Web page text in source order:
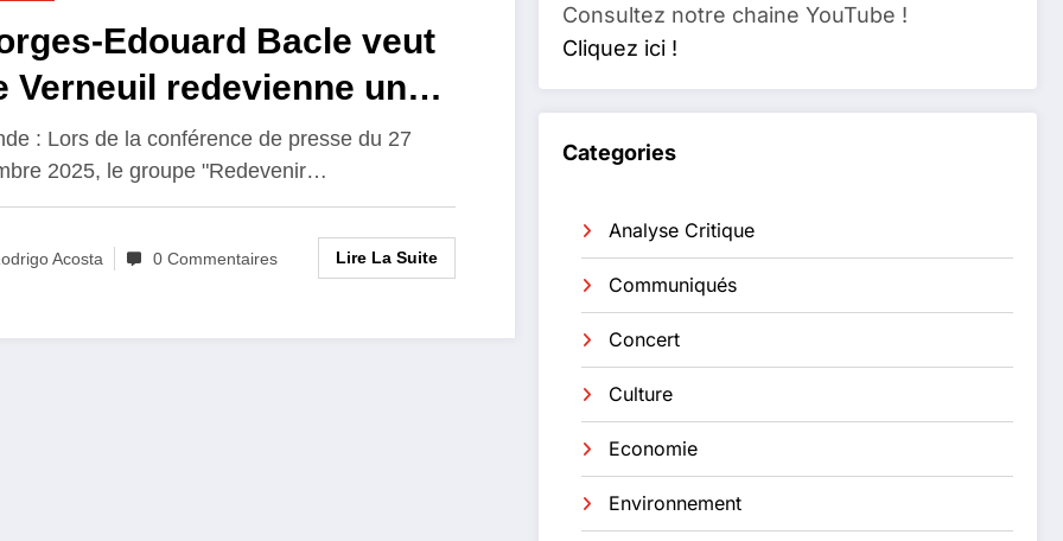
Edouard Bacle veut
Verneuil redevienne un
à taille humaine
: Lors de la conférence de presse du 27
2025, le groupe "Redevenir…
Acosta 0 Commentaires Lire La Suite
Consultez notre chaine YouTube !
Cliquez ici !
Categories
Analyse Critique
Communiqués
Concert
Culture
Economie
Environnement